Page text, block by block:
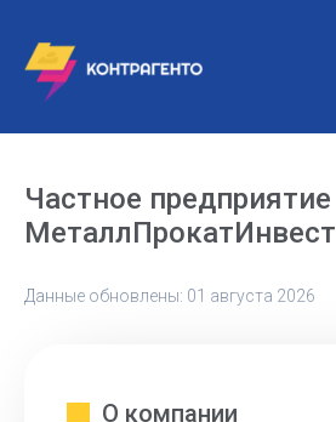
Частное предприятие
МеталлПрокатИнвест
Данные обновлены: 01 августа 2026
О компании